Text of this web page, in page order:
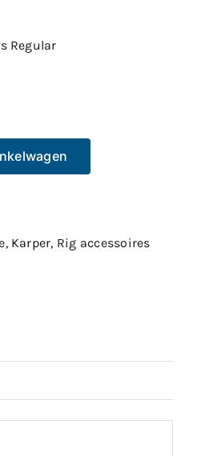
Regular
, Karper, Rig accessoires